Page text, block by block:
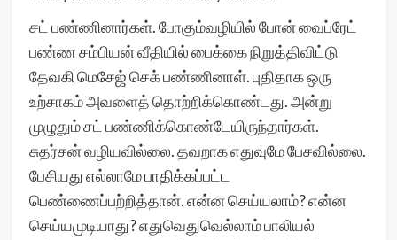
சட் பண்ணினார்கள். போகும்வழியில் போன் வைப்ரேட்
பண்ண சம்பியன் வீதியில் பைக்கை நிறுத்திவிட்டு
தேவகி மெசேஜ் செக் பண்ணினாள். புதிதாக ஒரு
உற்சாகம் அவளைத் தொற்றிக்கொண்டது. அன்று
முழுதும் சட் பண்ணிக்கொண்டேயிருந்தார்கள்.
சுதர்சன் வழியவில்லை. தவறாக எதுவுமே பேசவில்லை.
பேசியது எல்லாமே பாதிக்கப்பட்ட
பெண்ணைப்பற்றித்தான். என்ன செய்யலாம்? என்ன
செய்யமுடியாது? எதுவெதுவெல்லாம் பாலியல்